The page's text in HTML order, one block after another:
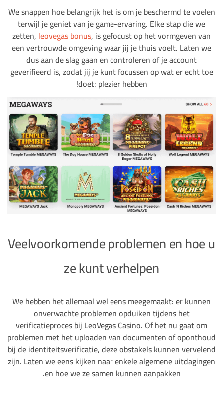
We snappen hoe belangrijk het is om je beschermd te voelen
terwijl je geniet van je game-ervaring. Elke stap die we
zetten, leovegas bonus, is gefocust op het vormgeven van
een vertrouwde omgeving waar jij je thuis voelt. Laten we
dus aan de slag gaan en controleren of je account
geverifieerd is, zodat jij je kunt focussen op wat er echt toe
doet: plezier hebben!
Veelvoorkomende problemen en hoe u
ze kunt verhelpen
We hebben het allemaal wel eens meegemaakt: er kunnen
onverwachte problemen opduiken tijdens het
verificatieproces bij LeoVegas Casino. Of het nu gaat om
problemen met het uploaden van documenten of oponthoud
bij de identiteitsverificatie, deze obstakels kunnen vervelend
zijn. Laten we eens kijken naar enkele algemene uitdagingen
en hoe we ze samen kunnen aanpakken.